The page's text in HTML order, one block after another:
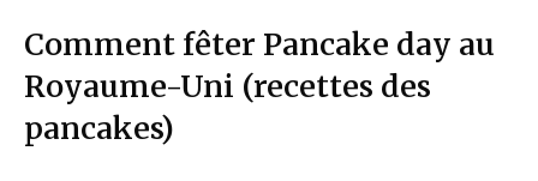
Comment fêter Pancake day au
Royaume-Uni (recettes des
pancakes)